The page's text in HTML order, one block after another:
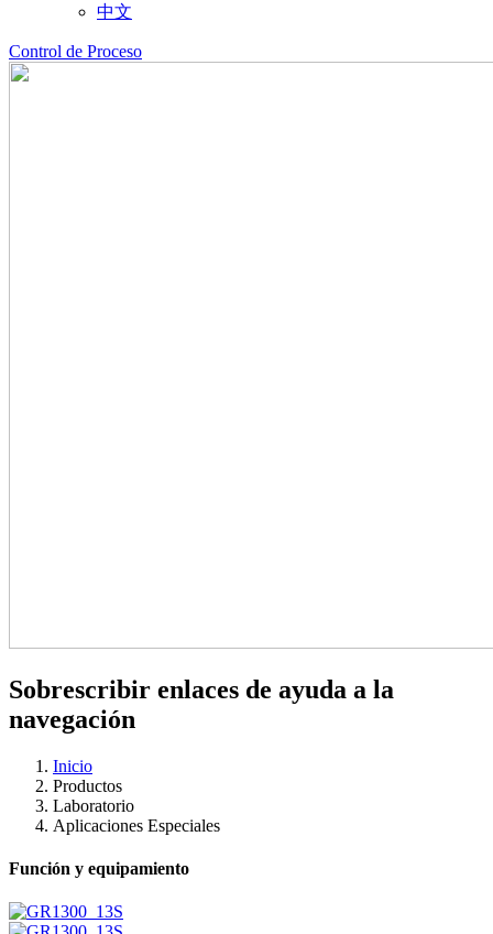
中文
Control de Proceso
Sobrescribir enlaces de ayuda a la
navegación
Inicio
Productos
Laboratorio
Aplicaciones Especiales
Función y equipamiento